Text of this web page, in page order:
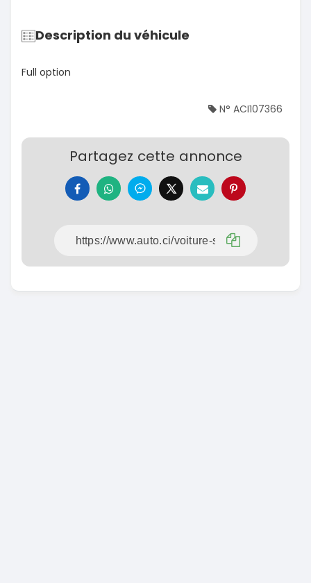
Description du véhicule
Full option
N° ACI107366
Partagez cette annonce